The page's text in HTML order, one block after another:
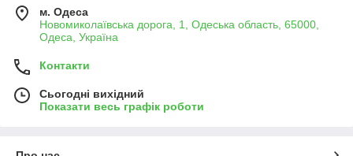
м. Одеса
Новомиколаївська дорога, 1, Одеська область, 65000,
Одеса, Україна
Контакти
Сьогодні вихідний
Показати весь графік роботи